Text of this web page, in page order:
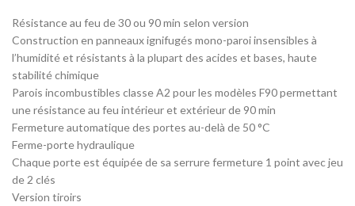
Résistance au feu de 30 ou 90 min selon version
Construction en panneaux ignifugés mono-paroi insensibles à
l’humidité et résistants à la plupart des acides et bases, haute
stabilité chimique
Parois incombustibles classe A2 pour les modèles F90 permettant
une résistance au feu intérieur et extérieur de 90 min
Fermeture automatique des portes au-delà de 50 °C
Ferme-porte hydraulique
Chaque porte est équipée de sa serrure fermeture 1 point avec jeu
de 2 clés
Version tiroirs